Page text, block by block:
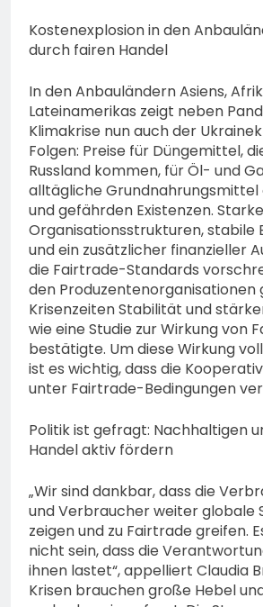
Kostenexplosion in den
durch fairen Handel
In den Anbauländern Asiens,
Lateinamerikas zeigt neben
Klimakrise nun auch der
Folgen: Preise für Düngemittel,
Russland kommen, für Öl- und
alltägliche Grundnahrungsmittel
und gefährden Existenzen. Starke
Organisationsstrukturen, stabile
und ein zusätzlicher finanzieller
die Fairtrade-Standards
den Produzentenorganisationen
Krisenzeiten Stabilität und
wie eine Studie zur Wirkung von
bestätigte. Um diese Wirkung
ist es wichtig, dass die
unter Fairtrade-Bedingungen
Politik ist gefragt: Nachhaltigen
Handel aktiv fördern
„Wir sind dankbar, dass die
und Verbraucher weiter globale
zeigen und zu Fairtrade greifen.
nicht sein, dass die
ihnen lastet“, appelliert Claudia
Krisen brauchen große Hebel